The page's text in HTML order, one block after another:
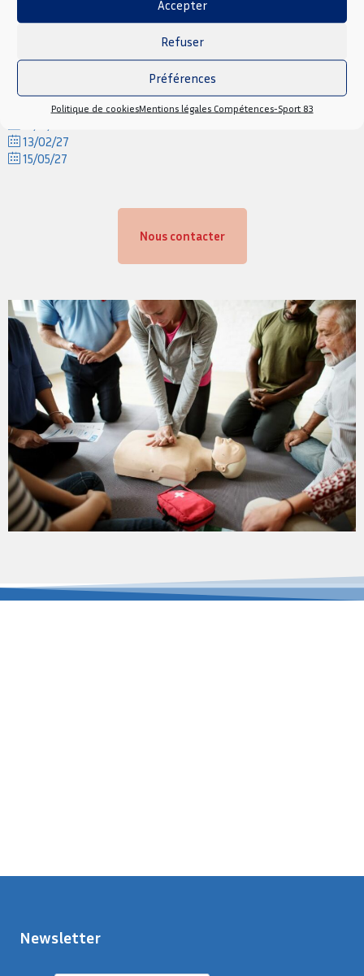
Accepter
Refuser
Préférences
Politique de cookiesMentions légales Compétences-Sport 83
03/10/26
13/02/27
15/05/27
Nous contacter
Newsletter